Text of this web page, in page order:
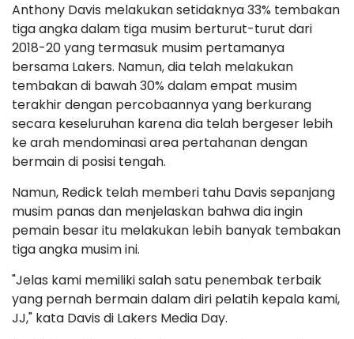
Anthony Davis melakukan setidaknya 33% tembakan
tiga angka dalam tiga musim berturut-turut dari
2018-20 yang termasuk musim pertamanya
bersama Lakers. Namun, dia telah melakukan
tembakan di bawah 30% dalam empat musim
terakhir dengan percobaannya yang berkurang
secara keseluruhan karena dia telah bergeser lebih
ke arah mendominasi area pertahanan dengan
bermain di posisi tengah.
Namun, Redick telah memberi tahu Davis sepanjang
musim panas dan menjelaskan bahwa dia ingin
pemain besar itu melakukan lebih banyak tembakan
tiga angka musim ini.
"Jelas kami memiliki salah satu penembak terbaik
yang pernah bermain dalam diri pelatih kepala kami,
JJ," kata Davis di Lakers Media Day.